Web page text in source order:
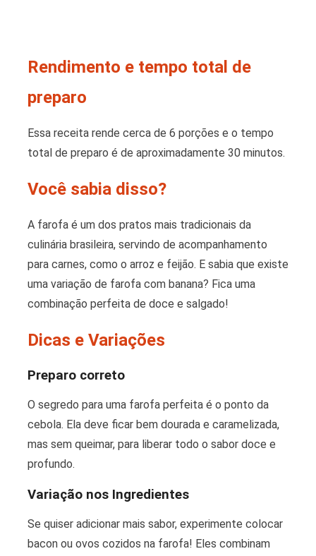
Rendimento e tempo total de
preparo
Essa receita rende cerca de 6 porções e o tempo
total de preparo é de aproximadamente 30 minutos.
Você sabia disso?
A farofa é um dos pratos mais tradicionais da
culinária brasileira, servindo de acompanhamento
para carnes, como o arroz e feijão. E sabia que existe
uma variação de farofa com banana? Fica uma
combinação perfeita de doce e salgado!
Dicas e Variações
Preparo correto
O segredo para uma farofa perfeita é o ponto da
cebola. Ela deve ficar bem dourada e caramelizada,
mas sem queimar, para liberar todo o sabor doce e
profundo.
Variação nos Ingredientes
Se quiser adicionar mais sabor, experimente colocar
bacon ou ovos cozidos na farofa! Eles combinam